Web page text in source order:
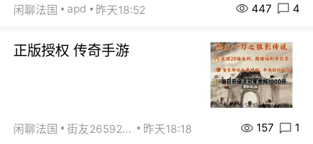
闲聊法国 apd 昨天18:52 447 4
正版授权 传奇手游
闲聊法国 街友26592800 昨天18:18 157 1